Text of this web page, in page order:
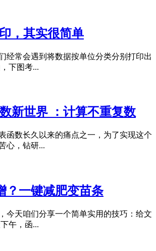
，其实很简单
经常会遇到将数据按单位分类分别打印出
下图考...
新世界 ：计算不重复数
函数长久以来的痛点之一，为了实现这个
心，钻研...
？一键减肥变苗条
今天咱们分享一个简单实用的技巧：给文
午，函...